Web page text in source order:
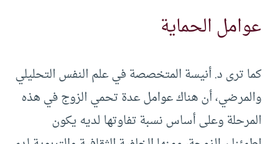
عوامل الحماية
كما ترى د. أنيسة المتخصصة في علم النفس التحليلي
والمرضي، أن هناك عوامل عدة تحمي الزوج في هذه
المرحلة وعلى أساس نسبة تفاوتها لديه يكون